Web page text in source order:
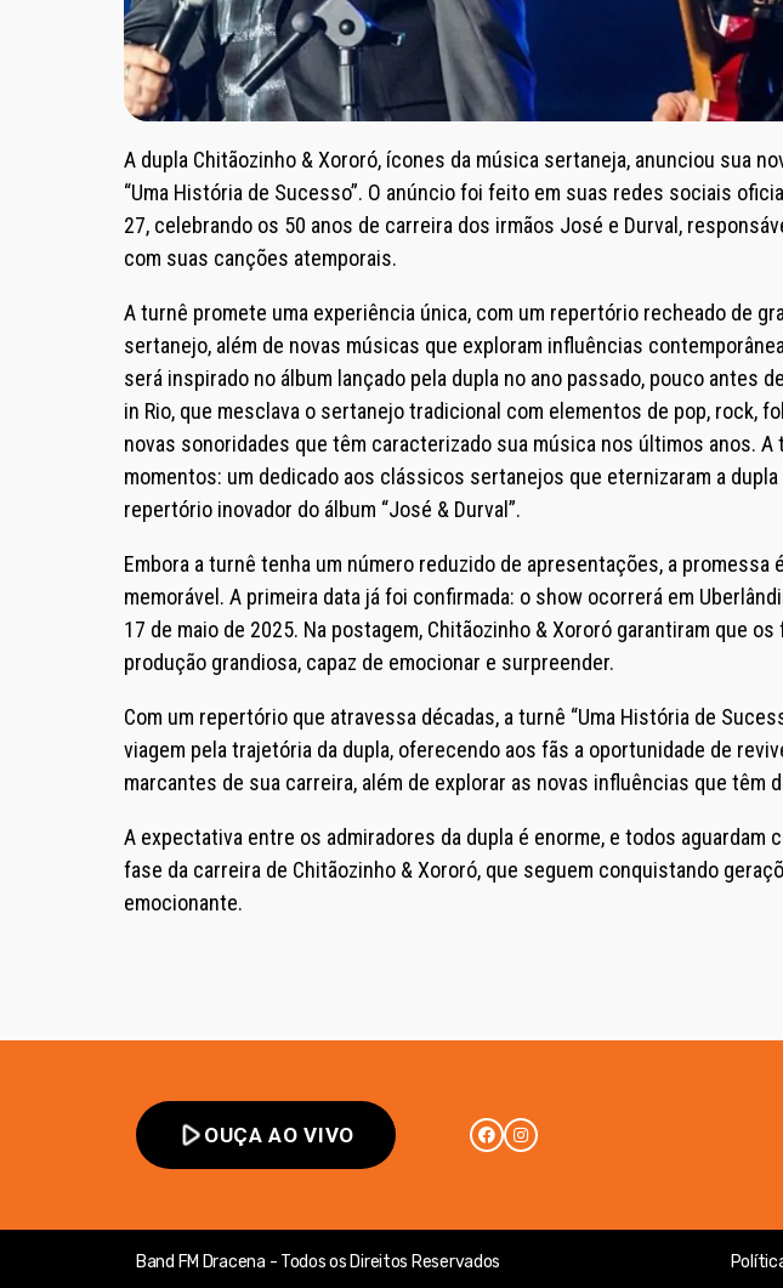
A dupla Chitãozinho & Xororó, ícones da música sertaneja, anunciou sua
“Uma História de Sucesso”. O anúncio foi feito em suas redes sociais
27, celebrando os 50 anos de carreira dos irmãos José e Durval,
com suas canções atemporais.
A turnê promete uma experiência única, com um repertório recheado de
sertanejo, além de novas músicas que exploram influências
será inspirado no álbum lançado pela dupla no ano passado, pouco antes
in Rio, que mesclava o sertanejo tradicional com elementos de pop, rock,
novas sonoridades que têm caracterizado sua música nos últimos anos. A
momentos: um dedicado aos clássicos sertanejos que eternizaram a
repertório inovador do álbum “José & Durval”.
Embora a turnê tenha um número reduzido de apresentações, a promessa
memorável. A primeira data já foi confirmada: o show ocorrerá em
17 de maio de 2025. Na postagem, Chitãozinho & Xororó garantiram que
produção grandiosa, capaz de emocionar e surpreender.
Com um repertório que atravessa décadas, a turnê “Uma História de
viagem pela trajetória da dupla, oferecendo aos fãs a oportunidade de
marcantes de sua carreira, além de explorar as novas influências que têm
A expectativa entre os admiradores da dupla é enorme, e todos aguardam
fase da carreira de Chitãozinho & Xororó, que seguem conquistando
emocionante.
play_arrowOUÇA AO VIVO
Band FM Dracena - Todos os Direitos Reservados